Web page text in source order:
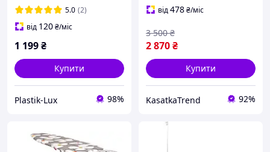
5.0 (2)
від 120₴/міс
1 199₴
Купити
Plastik-Lux 98%
від478₴/міс
2 870₴
3 500 ₴
Купити
KasatkaTrend 92%